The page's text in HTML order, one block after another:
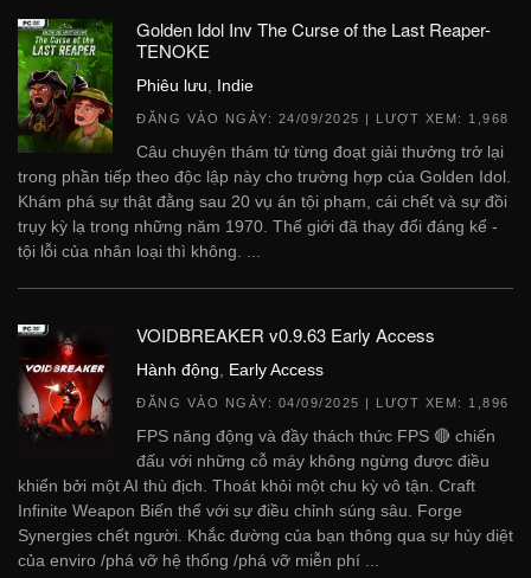
Golden Idol Inv The Curse of the Last Reaper-
TENOKE
Phiêu lưu Indie
ĐĂNG VÀO NGÀY: 24/09/2025 | LƯỢT XEM: 1,968
Câu chuyện thám tử từng đoạt giải thưởng trở lại
trong phần tiếp theo độc lập này cho trường hợp của Golden Idol.
Khám phá sự thật đằng sau 20 vụ án tội phạm, cái chết và sự đồi
trụy kỳ lạ trong những năm 1970. Thế giới đã thay đổi đáng kể -
tội lỗi của nhân loại thì không. ...
VOIDBREAKER v0.9.63 Early Access
Hành động Early Access
ĐĂNG VÀO NGÀY: 04/09/2025 | LƯỢT XEM: 1,896
FPS năng động và đầy thách thức FPS 🔴 chiến
đấu với những cỗ máy không ngừng được điều
khiển bởi một AI thù địch. Thoát khỏi một chu kỳ vô tận. Craft
Infinite Weapon Biến thể với sự điều chỉnh súng sâu. Forge
Synergies chết người. Khắc đường của bạn thông qua sự hủy diệt
của enviro /phá vỡ hệ thống /phá vỡ miễn phí ...